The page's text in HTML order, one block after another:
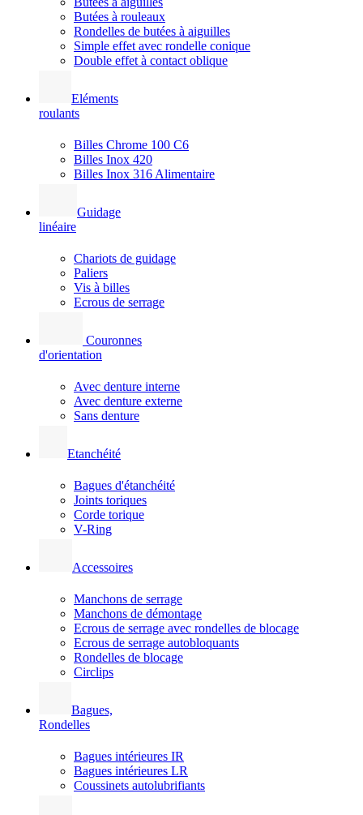
Butées à rouleaux
Rondelles de butées à aiguilles
Simple effet avec rondelle conique
Double effet à contact oblique
Eléments
roulants
Billes Chrome 100 C6
Billes Inox 420
Billes Inox 316 Alimentaire
Guidage
linéaire
Chariots de guidage
Paliers
Vis à billes
Ecrous de serrage
Couronnes
d'orientation
Avec denture interne
Avec denture externe
Sans denture
Etanchéité
Bagues d'étanchéité
Joints toriques
Corde torique
V-Ring
Accessoires
Manchons de serrage
Manchons de démontage
Ecrous de serrage avec rondelles de blocage
Ecrous de serrage autobloquants
Rondelles de blocage
Circlips
Bagues,
Rondelles
Bagues intérieures IR
Bagues intérieures LR
Coussinets autolubrifiants